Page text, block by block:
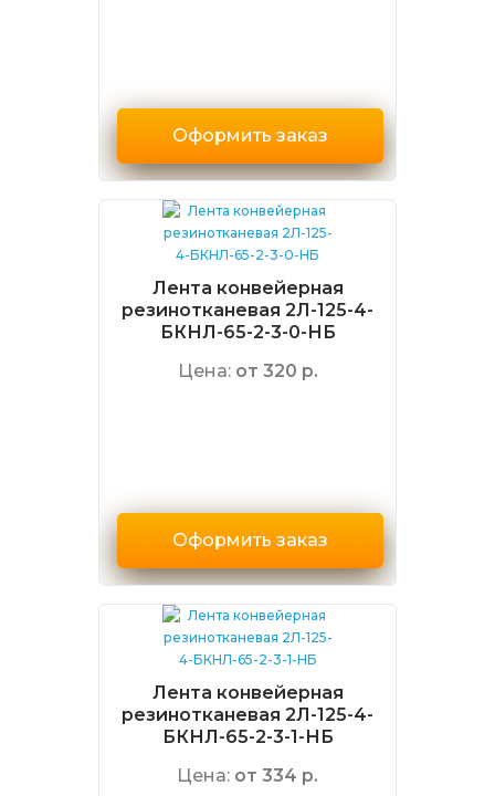
Оформить заказ
Лента конвейерная
резинотканевая 2Л-125-4-
БКНЛ-65-2-3-0-НБ
Цена: от 320 р.
Оформить заказ
Лента конвейерная
резинотканевая 2Л-125-4-
БКНЛ-65-2-3-1-НБ
Цена: от 334 р.